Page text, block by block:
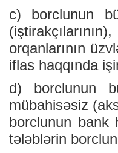
c) borclunun
orqanlarının
iflas haqqında
d) borclunun
mübahisəsiz
borclunun bank
tələblərin